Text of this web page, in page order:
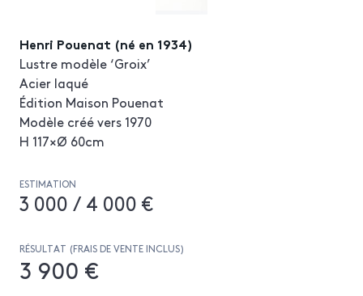
Henri Pouenat (né en 1934)
Lustre modèle ‘Groix’
Acier laqué
Édition Maison Pouenat
Modèle créé vers 1970
H 117×Ø 60cm
ESTIMATION
3 000 / 4 000 €
RÉSULTAT (FRAIS DE VENTE INCLUS)
3 900 €